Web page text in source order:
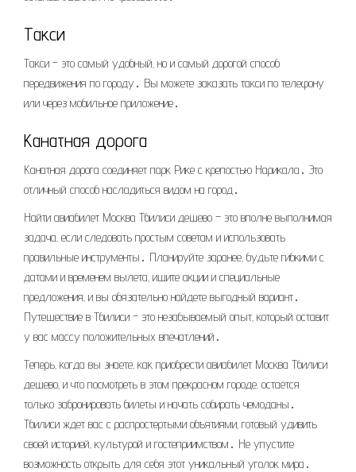
Такси
Такси – это самый удобный‚ но и самый дорогой способ
передвижения по городу․ Вы можете заказать такси по телефону
или через мобильное приложение․
Канатная дорога
Канатная дорога соединяет парк Рике с крепостью Нарикала․ Это
отличный способ насладиться видом на город․
Найти авиабилет Москва Тбилиси дешево – это вполне выполнимая
задача‚ если следовать простым советам и использовать
правильные инструменты․ Планируйте заранее‚ будьте гибкими с
датами и временем вылета‚ ищите акции и специальные
предложения‚ и вы обязательно найдете выгодный вариант․
Путешествие в Тбилиси – это незабываемый опыт‚ который оставит
у вас массу положительных впечатлений․
Теперь‚ когда вы знаете‚ как приобрести авиабилет Москва Тбилиси
дешево‚ и что посмотреть в этом прекрасном городе‚ остаётся
только забронировать билеты и начать собирать чемоданы․
Тбилиси ждет вас с распростертыми объятиями‚ готовый удивить
своей историей‚ культурой и гостеприимством․ Не упустите
возможность открыть для себя этот уникальный уголок мира․